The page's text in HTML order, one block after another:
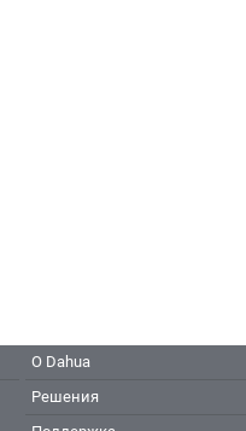
О Dahua
Решения